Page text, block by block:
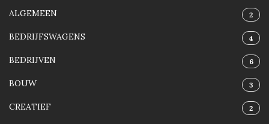
ALGEMEEN 2
BEDRIJFSWAGENS 4
BEDRIJVEN 6
BOUW 3
CREATIEF 2